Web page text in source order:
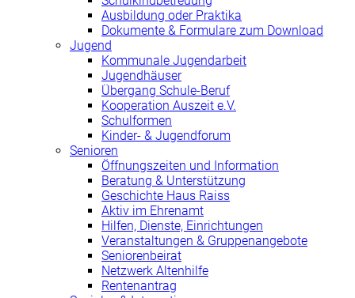
Ausbildung oder Praktika
Dokumente & Formulare zum Download
Jugend
Kommunale Jugendarbeit
Jugendhäuser
Übergang Schule-Beruf
Kooperation Auszeit e.V.
Schulformen
Kinder- & Jugendforum
Senioren
Öffnungszeiten und Information
Beratung & Unterstützung
Geschichte Haus Raiss
Aktiv im Ehrenamt
Hilfen, Dienste, Einrichtungen
Veranstaltungen & Gruppenangebote
Seniorenbeirat
Netzwerk Altenhilfe
Rentenantrag